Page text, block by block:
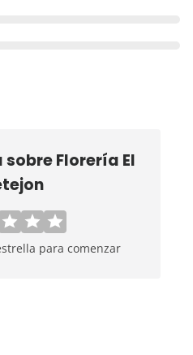
sobreFlorería El
para comenzar